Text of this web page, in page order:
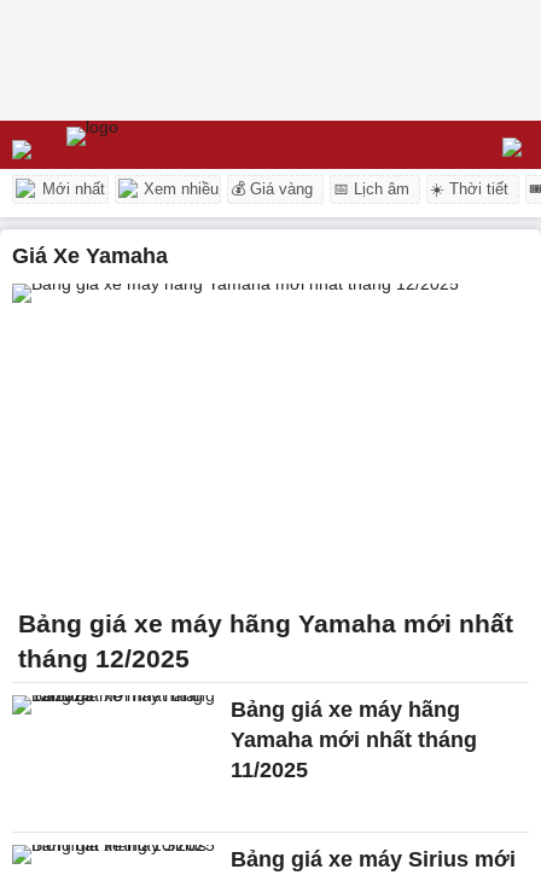
Mới nhất Xem nhiều 💰 Giá vàng 📅 Lịch âm ☀️ Thời tiết
Giá Xe Yamaha
Bảng giá xe máy hãng Yamaha mới nhất
tháng 12/2025
Bảng giá xe máy hãng
Yamaha mới nhất tháng
11/2025
Bảng giá xe máy Sirius mới